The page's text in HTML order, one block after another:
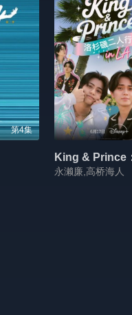
第4集
永濑廉,高桥海人